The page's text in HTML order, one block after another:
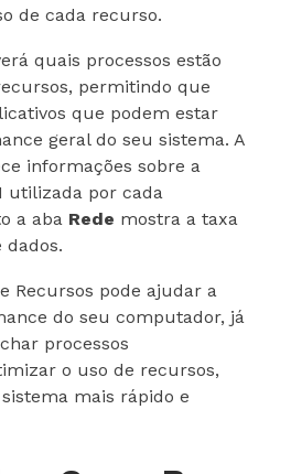
de cada recurso.
quais processos estão
permitindo que
que podem estar
geral do seu sistema. A
informações sobre a
utilizada por cada
a aba Rede mostra a taxa
Recursos pode ajudar a
do seu computador, já
processos
o uso de recursos,
mais rápido e